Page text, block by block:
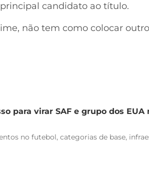
candidato ao título.
não tem como colocar
para virar SAF e grupo dos EUA
no futebol, categorias de base,